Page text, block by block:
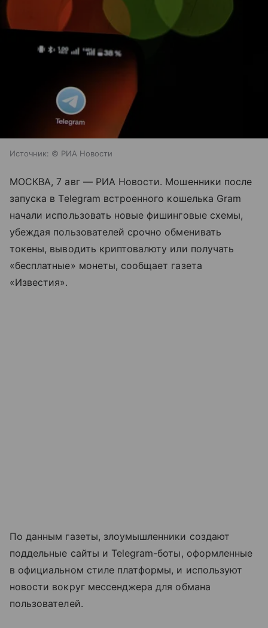
Источник: © РИА Новости
МОСКВА, 7 авг — РИА Новости. Мошенники после
запуска в Telegram встроенного кошелька Gram
начали использовать новые фишинговые схемы,
убеждая пользователей срочно обменивать
токены, выводить криптовалюту или получать
«бесплатные» монеты, сообщает газета
«Известия».
По данным газеты, злоумышленники создают
поддельные сайты и Telegram-боты, оформленные
в официальном стиле платформы, и используют
новости вокруг мессенджера для обмана
пользователей.